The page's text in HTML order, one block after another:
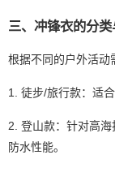
三、冲锋衣的分
根据不同的户外活动
1. 徒步/旅行款：适
2. 登山款：针对高
防水性能。